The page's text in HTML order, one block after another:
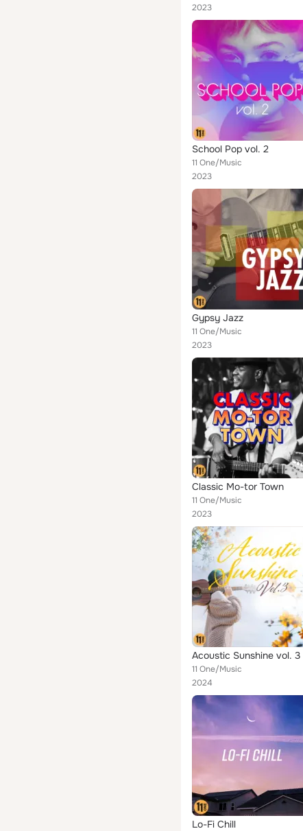
2023
School Pop vol. 2
11 One/Music
2023
Gypsy Jazz
11 One/Music
2023
Classic Mo-tor Town
11 One/Music
2023
Acoustic Sunshine vol. 3
11 One/Music
2024
Lo-Fi Chill